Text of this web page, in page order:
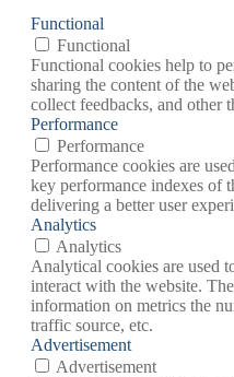
Functional
Functional
Functional cookies help to
sharing the content of the
collect feedbacks, and other
Performance
Performance
Performance cookies are
key performance indexes of
delivering a better user
Analytics
Analytics
Analytical cookies are used
interact with the website.
information on metrics the
traffic source, etc.
Advertisement
Advertisement